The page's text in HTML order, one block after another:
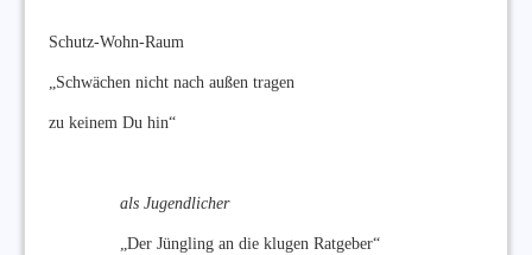
Schutz-Wohn-Raum
„Schwächen nicht nach außen tragen
zu keinem Du hin“
als Jugendlicher
„Der Jüngling an die klugen Ratgeber“